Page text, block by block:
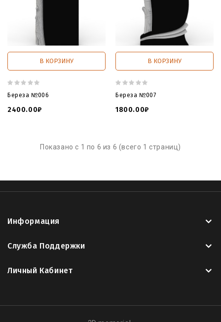
В КОРЗИНУ
Береза №006
2400.00₽
В КОРЗИНУ
Береза №007
1800.00₽
Показано с 1 по 6 из 6 (всего 1 страниц)
Информация
Служба Поддержки
Личный Кабинет